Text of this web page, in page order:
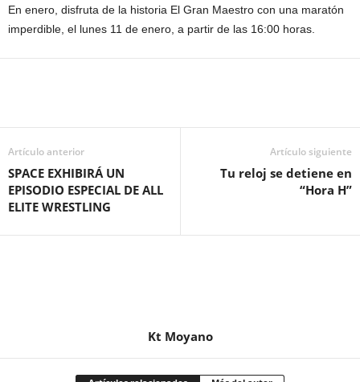
En enero, disfruta de la historia El Gran Maestro con una maratón
imperdible, el lunes 11 de enero, a partir de las 16:00 horas.
Artículo anterior
SPACE EXHIBIRÁ UN
EPISODIO ESPECIAL DE ALL
ELITE WRESTLING
Artículo siguiente
Tu reloj se detiene en
“Hora H”
Kt Moyano